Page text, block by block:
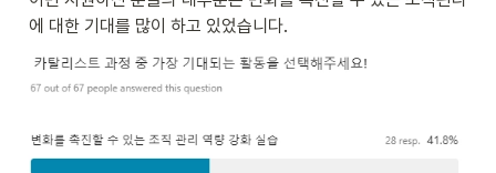
에 대한 기대를 많이 하고 있었습니다.